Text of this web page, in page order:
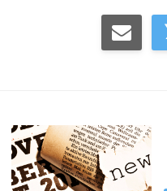
English